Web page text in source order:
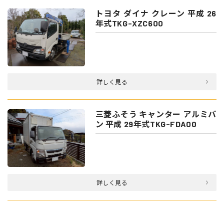
トヨタ ダイナ クレーン 平成 26
年式TKG-XZC600
詳しく見る
三菱ふそう キャンター アルミバ
ン 平成 29年式TKG-FDA00
詳しく見る